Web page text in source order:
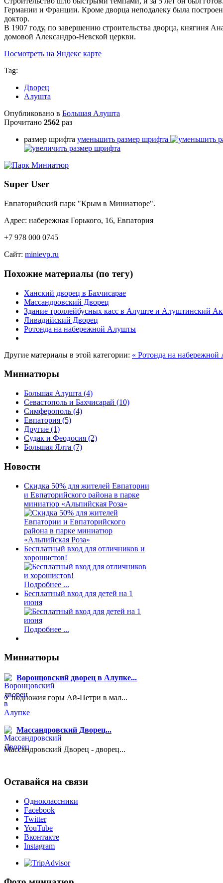
Германии и Франции. Кроме дворца неподалеку была
доктор.
В 1907 году, по завершению строительства дворца, княгиня
домовой Александро-Невской церкви.
Посмотреть на Яндекс карте
Tag:
Дворец
Алушта
Опубликовано в Большая Алушта
Прочитано 2562 раз
размер шрифта уменьшить размер шрифта
Super User
Евпаторийский парк "Крым в Миниатюре".
Адрес: набережная Горького, 16, Евпатория
+7 978 000 0745
Сайт: minievp.ru
Похожие материалы (по тегу)
Ханский дворец в Бахчисарае
Массандровский Дворец
Здание троллейбусных касс в Алуште и Алуштинский
Ливадийский Дворец
Ротонда на набережной Алушты
Другие материалы в этой категории: « Ротонда на
Миниатюры
Большая Алушта (4)
Севастополь и Бахчисарай (10)
Симферополь (4)
Евпатория (5)
Другие (1)
Судак и Феодосия (2)
Большая Ялта (7)
Новости
Скидка 50% для жителей Евпатории
и Евпаторийского района в парке
миниатюр «Альпийская Роза»
Бесплатный вход для отличников и
хорошистов!
Подробнее ...
Бесплатный вход для детей на 1
июня
Подробнее ...
Миниатюры
Воронцовский дворец в Алупке...
У подножия горы Ай-Петри в мал...
Массандровский Дворец...
Массандровский Дворец - дворец...
Оставайся на связи
Одноклассники
Facebook
Twitter
YouTube
Вконтакте
Instagram